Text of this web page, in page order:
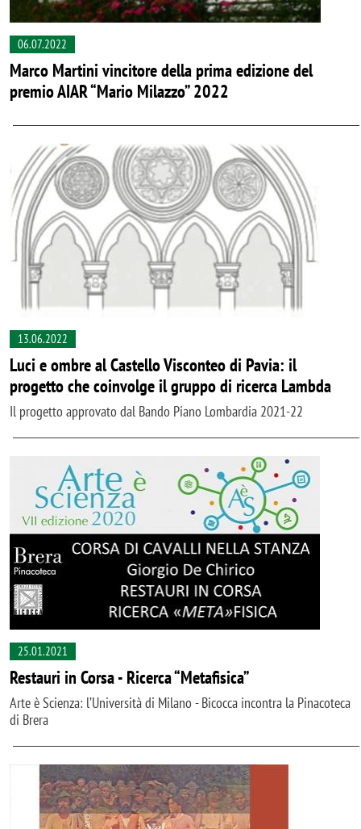
06.07.2022
Marco Martini vincitore della prima edizione del
premio AIAR “Mario Milazzo” 2022
13.06.2022
Luci e ombre al Castello Visconteo di Pavia: il
progetto che coinvolge il gruppo di ricerca Lambda
Il progetto approvato dal Bando Piano Lombardia 2021-22
25.01.2021
Restauri in Corsa - Ricerca “Metafisica”
Arte è Scienza: l’Università di Milano - Bicocca incontra la Pinacoteca
di Brera